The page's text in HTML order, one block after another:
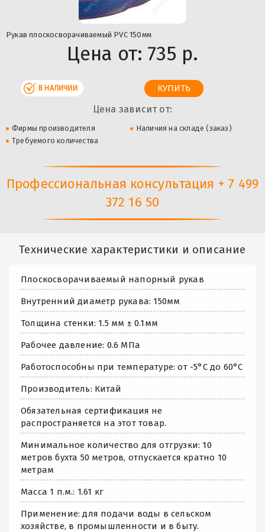
Рукав плоскосворачиваемый PVC 150мм
Цена от: 735 р.
В НАЛИЧИИ
Цена зависит от:
Фирмы производителя
Наличия на складе (заказ)
Требуемого количества
Профессиональная консультация + 7 499
372 16 50
Технические характеристики и описание
Плоскосворачиваемый напорный рукав
Внутренний диаметр рукава: 150мм
Толщина стенки: 1.5 мм ± 0.1мм
Рабочее давление: 0.6 МПа
Работоспособны при температуре: от -5°С до 60°С
Производитель: Китай
Обязательная сертификация не
распространяется на этот товар.
Минимальное количество для отгрузки: 10
метров бухта 50 метров, отпускается кратно 10
метрам
Масса 1 п.м.: 1.61 кг
Применение: для подачи воды в сельском
хозяйстве, в промышленности и в быту.